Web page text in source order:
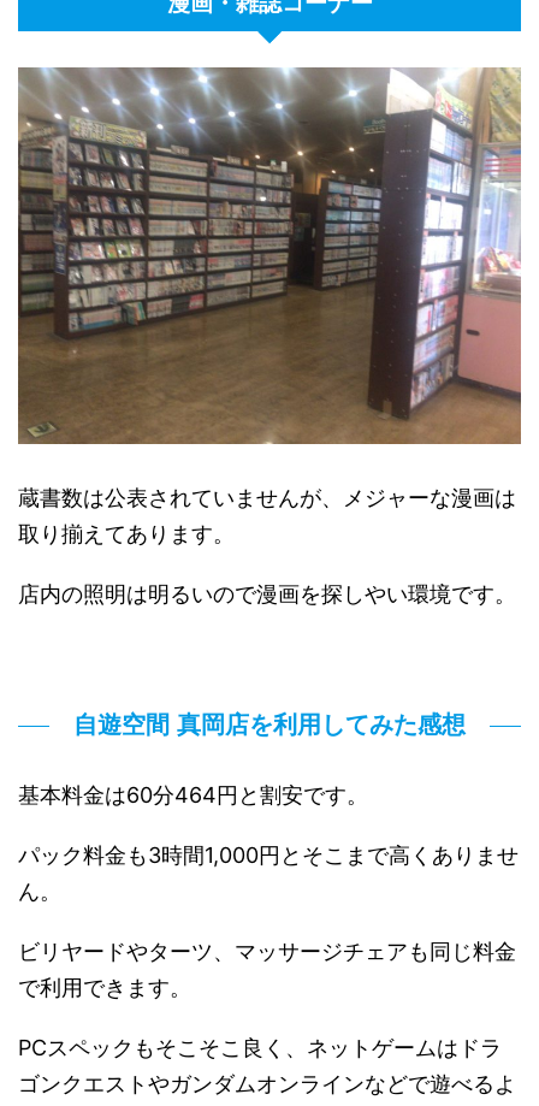
蔵書数は公表されていませんが、メジャーな漫画は
取り揃えてあります。
店内の照明は明るいので漫画を探しやい環境です。
自遊空間 真岡店を利用してみた感想
基本料金は60分464円と割安です。
パック料金も3時間1,000円とそこまで高くありませ
ん。
ビリヤードやターツ、マッサージチェアも同じ料金
で利用できます。
PCスペックもそこそこ良く、ネットゲームはドラ
ゴンクエストやガンダムオンラインなどで遊べるよ